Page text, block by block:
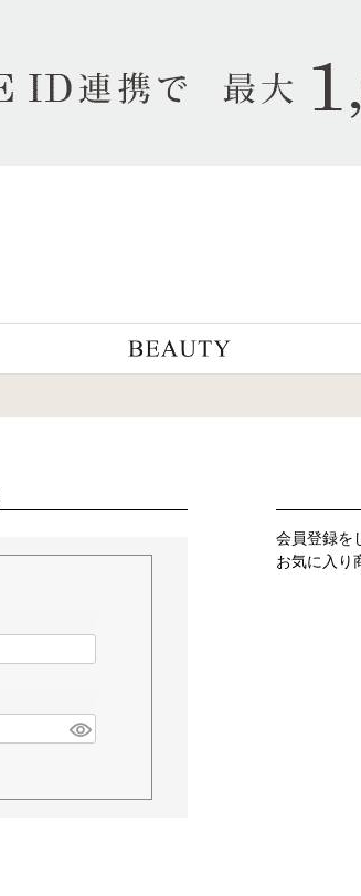
会員登録を
お気に入り